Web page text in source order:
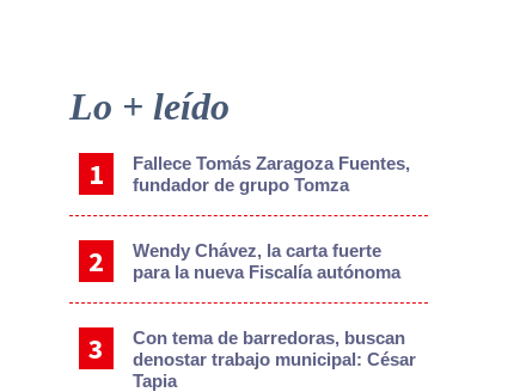
Sidebar
Lo + leído
Fallece Tomás Zaragoza Fuentes,
fundador de grupo Tomza
Wendy Chávez, la carta fuerte
para la nueva Fiscalía autónoma
Con tema de barredoras, buscan
denostar trabajo municipal: César
Tapia